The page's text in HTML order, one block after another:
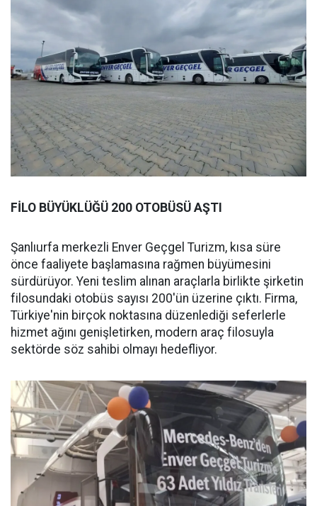
FİLO BÜYÜKLÜĞÜ 200 OTOBÜSÜ AŞTI
Şanlıurfa merkezli Enver Geçgel Turizm, kısa süre
önce faaliyete başlamasına rağmen büyümesini
sürdürüyor. Yeni teslim alınan araçlarla birlikte şirketin
filosundaki otobüs sayısı 200'ün üzerine çıktı. Firma,
Türkiye'nin birçok noktasına düzenlediği seferlerle
hizmet ağını genişletirken, modern araç filosuyla
sektörde söz sahibi olmayı hedefliyor.